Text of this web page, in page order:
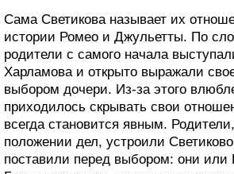
Сама Светикова называет их
истории Ромео и Джульетты. По
родители с самого начала
Харламова и открыто выражали
выбором дочери. Из-за этого
приходилось скрывать свои
всегда становится явным.
положении дел, устроили
поставили перед выбором: они или